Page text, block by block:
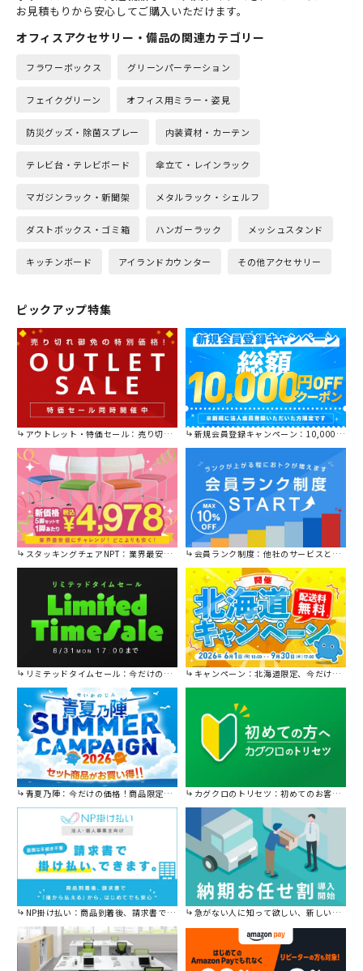
お見積もりから安心してご購入いただけます。
オフィスアクセサリー・備品の関連カテゴリー
フラワーボックス グリーンパーテーション
フェイクグリーン オフィス用ミラー・姿見
防災グッズ・除菌スプレー 内装資材・カーテン
テレビ台・テレビボード 傘立て・レインラック
マガジンラック・新聞架 メタルラック・シェルフ
ダストボックス・ゴミ箱 ハンガーラック メッシュスタンド
キッチンボード アイランドカウンター その他アクセサリー
ピックアップ特集
アウトレット・特価セール：売り切れ御免の特別価格！ 新規会員登録キャンペーン：10,000円OFFクーポン進呈中！
スタッキングチェアNPT：業界最安値に挑戦！ 会員ランク制度：他社のサービスと比較してください。
リミテッドタイムセール：今だけの限定セール。 キャンペーン：北海道限定、今だけ送料無料！
青夏乃陣：今だけの価格！商品限定セール開催中です。 カグクロのトリセツ：初めてのお客様はこちら。
NP掛け払い：商品到着後、請求書で後から払えます。 急がない人に知って欲しい、新しい割引を始めました。